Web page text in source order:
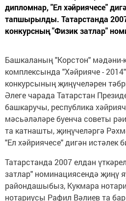
дипломнар, "Ел хәйриячесе"
тапшырылды. Татарстанда
конкурсның "Физик затлар"
Башкаланың "Корстон" мәдәни-
комплексында "Хәйрияче -
конкурсының җиңүчеләрен
Әлеге чарада Татарстан
башкаручы, республика
мәсьәләләре буенча советы
та катнашты, җиңүчеләргә
"Ел хәйриячесе" дигән
Татарстанда 2007 елдан
затлар" номинациясендә җиңү
райондашыбыз, Кукмара
нотариусы Рафил Вәлиев та